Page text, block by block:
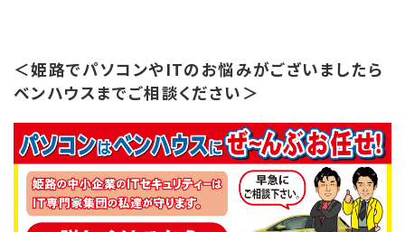
＜姫路でパソコンやITのお悩みがございましたら
ベンハウスまでご相談ください＞